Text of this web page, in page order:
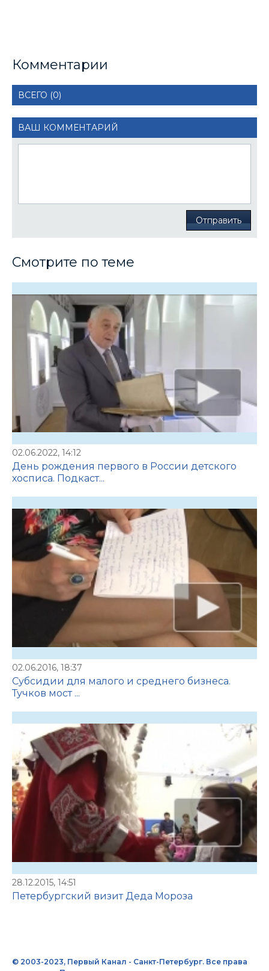
Комментарии
ВСЕГО (0)
ВАШ КОММЕНТАРИЙ
Отправить
Смотрите по теме
02.06.2022, 14:12
День рождения первого в России детского
хосписа. Подкаст...
02.06.2016, 18:37
Субсидии для малого и среднего бизнеса.
Тучков мост ...
28.12.2015, 14:51
Петербургский визит Деда Мороза
© 2003-2023, Первый Канал - Санкт-Петербург. Все права